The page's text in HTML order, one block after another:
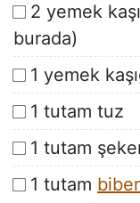
2 yemek
burada)
1 yemek
1 tutam tuz
1 tutam
1 tutam biber